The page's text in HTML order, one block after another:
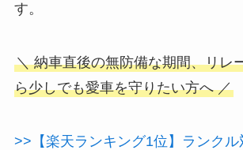
す。
＼ 納車直後の無防備な期間、リレ
ら少しでも愛車を守りたい方へ ／
>>【楽天ランキング1位】ランク